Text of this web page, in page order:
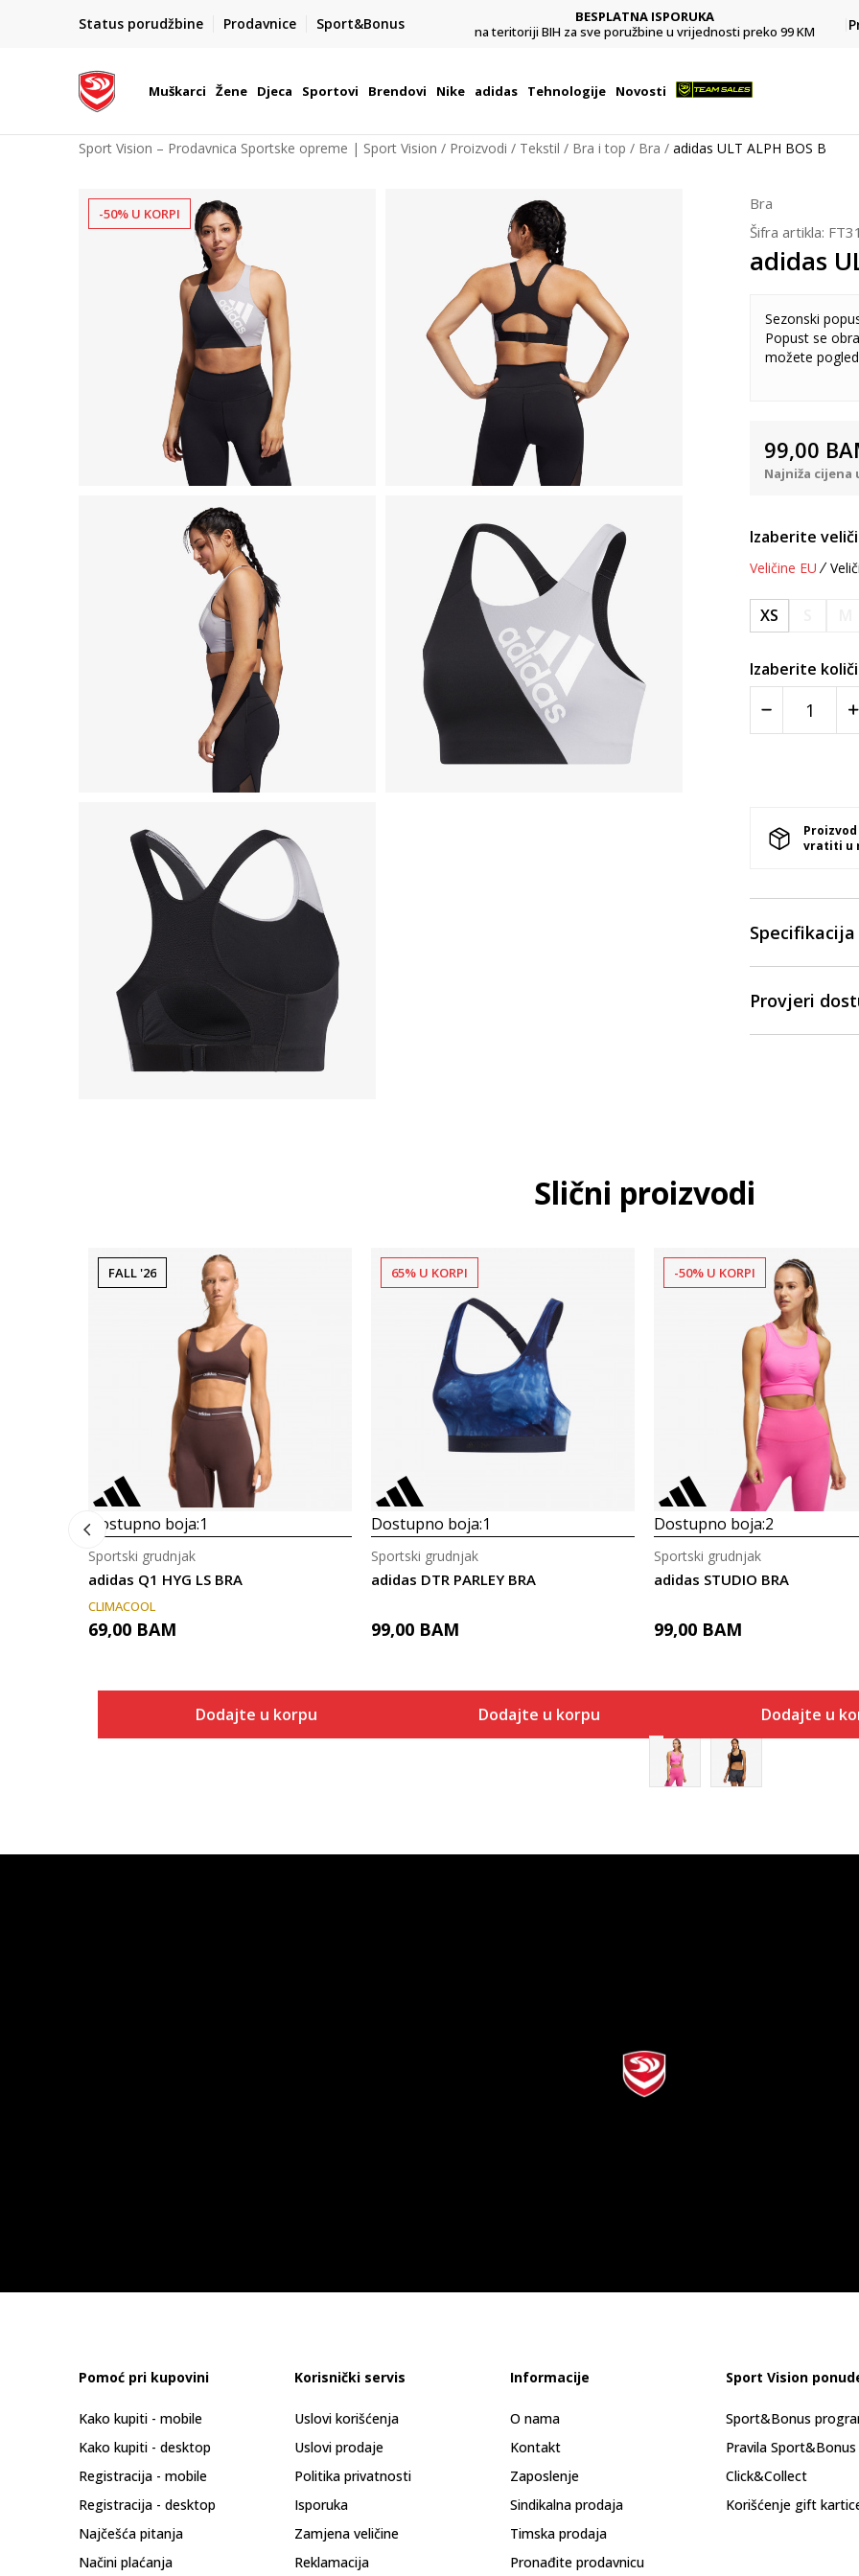
Status porudžbine Prodavnice Sport&Bonus
POZOVITE NAS NA : 055/490-400
Pon-Pet od 9h - 16h
BESPLATNA ISPORUKA
na teritoriji BIH za sve poružbine u vrijednosti preko 99 KM
Muškarci Žene Djeca Sportovi Brendovi Nike adidas Tehnologije Novosti
Sport Vision – Prodavnica Sportske opreme | Sport Vision Proizvodi Tekstil Bra i top Bra adidas ULT ALPH BOS B
-50% U KORPI
Bra
Šifra artikla:
adidas
Sezonski
Popust se
možete
99,00
Najniža cijena
Izaberite
Veličine EU
XS
Izaberite
vratiti u
Specifikacija
Provjeri
Slični proizvodi
FALL '26
Dostupno boja:1
adidas Q1 HYG LS BRA
Sportski grudnjak
CLIMACOOL
69,00 BAM
Dodajte u korpu
65% U KORPI
Dostupno boja:1
adidas DTR PARLEY BRA
Sportski grudnjak
99,00 BAM
Dodajte u korpu
-50% U KORPI
Dostupno boja:2
adidas STUDIO BRA
Sportski grudnjak
99,00 BAM
Dodajte u
Pomoć pri kupovini
Kako kupiti - mobile
Kako kupiti - desktop
Registracija - mobile
Registracija - desktop
Najčešća pitanja
Načini plaćanja
Korisnički servis
Uslovi korišćenja
Uslovi prodaje
Politika privatnosti
Isporuka
Zamjena veličine
Reklamacija
Informacije
O nama
Kontakt
Zaposlenje
Sindikalna prodaja
Timska prodaja
Pronađite prodavnicu
Sport Vision
Sport&Bonus
Pravila
Click&Collect
Korišćenje gift